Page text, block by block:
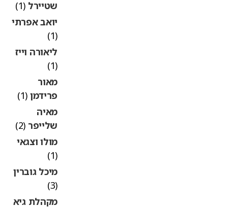
שטיירל(1)
יואב אפרתי
ליאורה וייז
מאור
פרידמן(1)
מאיה
שלייפר(2)
מולו וצגאי
מיכל גוברין
מקהלת גיא